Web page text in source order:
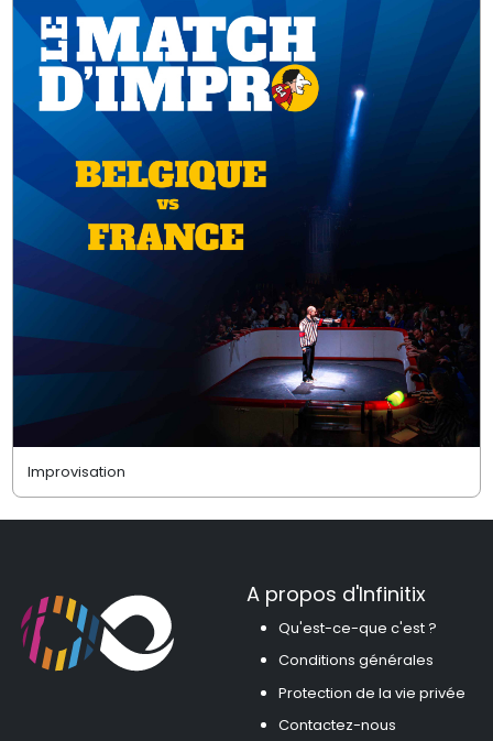
Improvisation
A propos d'Infinitix
Qu'est-ce-que c'est ?
Conditions générales
Protection de la vie privée
Contactez-nous